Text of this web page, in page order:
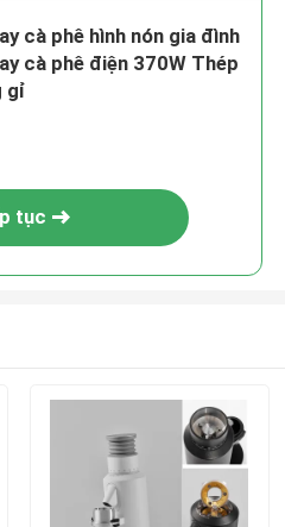
cà phê hình nón gia đình
cà phê điện 370W Thép
gỉ
tục